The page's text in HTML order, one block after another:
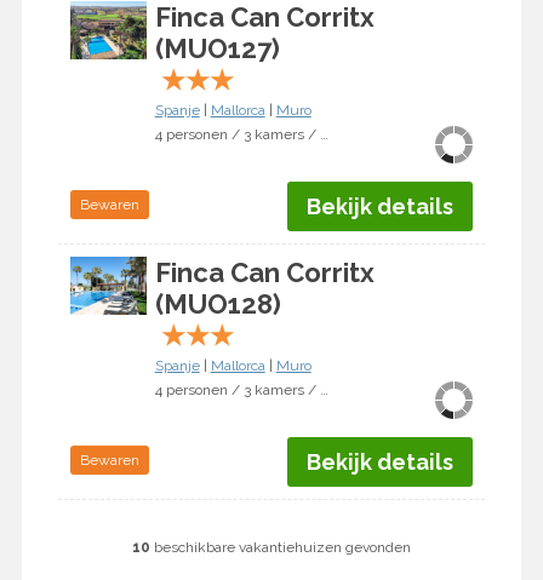
Finca Can Corritx
(MUO127)
★★★
Spanje| Mallorca| Muro
4 personen / 3 kamers / 2 slaapkamers
Bewaren Bekijk details
Finca Can Corritx
(MUO128)
★★★
Spanje| Mallorca| Muro
4 personen / 3 kamers / 2 slaapkamers
Bewaren Bekijk details
10 beschikbare vakantiehuizen gevonden